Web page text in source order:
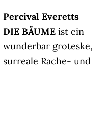
Percival Everetts
DIE BÄUME ist ein
wunderbar groteske,
surreale Rache- und